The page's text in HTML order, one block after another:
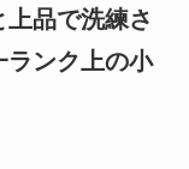
品で洗練さ
ランク上の小